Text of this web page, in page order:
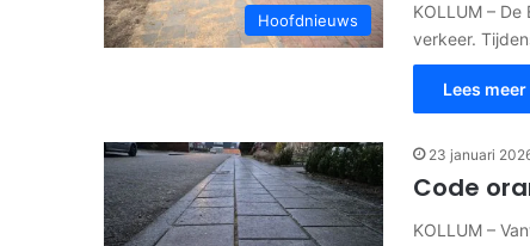
Hoofdnieuws
KOLLUM –
verkeer.
Lees meer
23 januari
Code
KOLLUM –